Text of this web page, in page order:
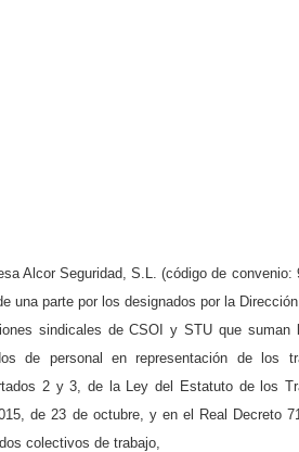
Inglés, sancionada por ordenar
la subrogación de deudas
de empleo y sueldo de un
Alcor Seguridad, S.L. (código de convenio:
una parte por los designados por la
sindicales de CSOI y STU que suman
de personal en representación de los
2 y 3, de la Ley del Estatuto de los
de 23 de octubre, y en el Real Decreto
colectivos de trabajo,